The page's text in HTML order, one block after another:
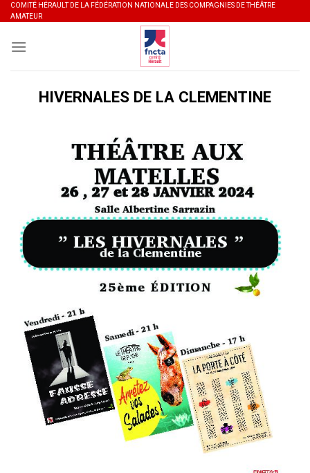
Skip
to
content
COMITÉ HÉRAULT DE LA FÉDÉRATION NATIONALE DES COMPAGNIES DE THÉÂTRE
AMATEUR
HIVERNALES DE LA CLEMENTINE